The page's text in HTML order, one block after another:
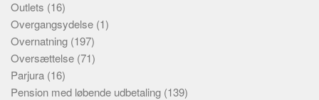
Outlets (16)
Overgangsydelse (1)
Overnatning (197)
Oversættelse (71)
Parjura (16)
Pension med løbende udbetaling (139)